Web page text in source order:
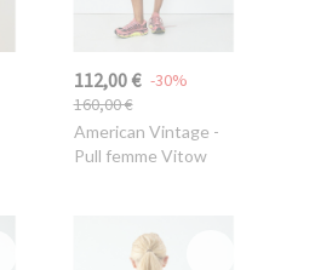
112,00 €
160,00 €
-30%
American Vintage -
Pull femme Vitow